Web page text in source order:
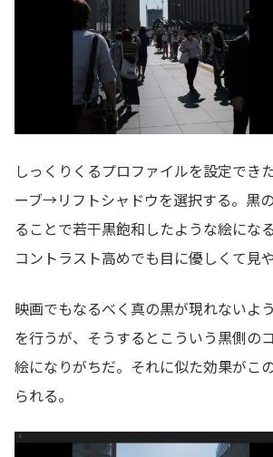
しっくりくるプロファイルを設定でき
ーブ→リフトシャドウを選択する。黒
ることで若干黒飽和したような絵にな
コントラスト高めでも目に優しくて見
映画でもなるべく真の黒が現れないよ
を行うが、そうするとこういう黒側の
絵になりがちだ。それに似た効果がこ
られる。